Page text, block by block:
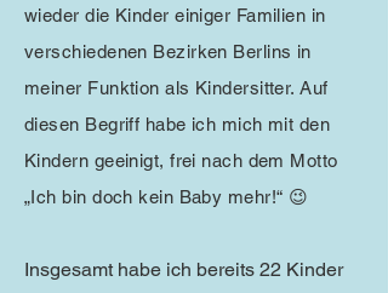
wieder die Kinder einiger Familien in
verschiedenen Bezirken Berlins in
meiner Funktion als Kindersitter. Auf
diesen Begriff habe ich mich mit den
Kindern geeinigt, frei nach dem Motto
„Ich bin doch kein Baby mehr!“ 😉
Insgesamt habe ich bereits 22 Kinder